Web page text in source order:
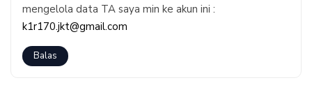
mengelola data TA saya min ke akun ini :
k1r170.jkt@gmail.com
Balas